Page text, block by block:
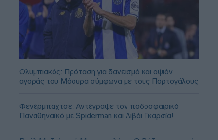
Ολυμπιακός: Πρόταση για δανεισμό και οψιόν
αγοράς του Μόουρα σύμφωνα με τους Πορτογάλους
Φενέρμπαχτσε: Αντέγραψε τον ποδοσφαιρικό
Παναθηναϊκό με Spiderman και Λιβάι Γκαρσία!